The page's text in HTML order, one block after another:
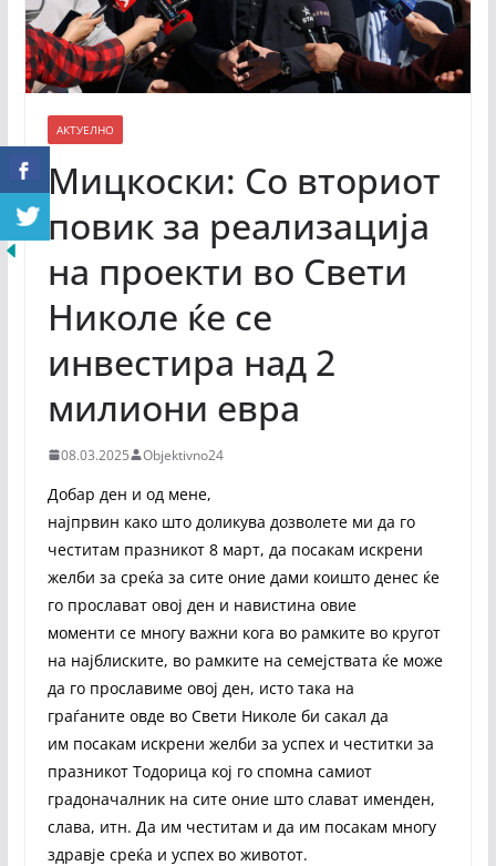
АКТУЕЛНО
Мицкоски: Со вториот
повик за реализација
на проекти во Свети
Николе ќе се
инвестира над 2
милиони евра
08.03.2025 Objektivno24
Добар ден и од мене,
најпрвин како што доликува дозволете ми да го
честитам празникот 8 март, да посакам искрени
желби за среќа за сите оние дами коишто денес ќе
го прослават овој ден и навистина овие
моменти се многу важни кога во рамките во кругот
на најблиските, во рамките на семејствата ќе може
да го прославиме овој ден, исто така на
граѓаните овде во Свети Николе би сакал да
им посакам искрени желби за успех и честитки за
празникот Тодорица кој го спомна самиот
градоначалник на сите оние што слават именден,
слава, итн. Да им честитам и да им посакам многу
здравје среќа и успех во животот.